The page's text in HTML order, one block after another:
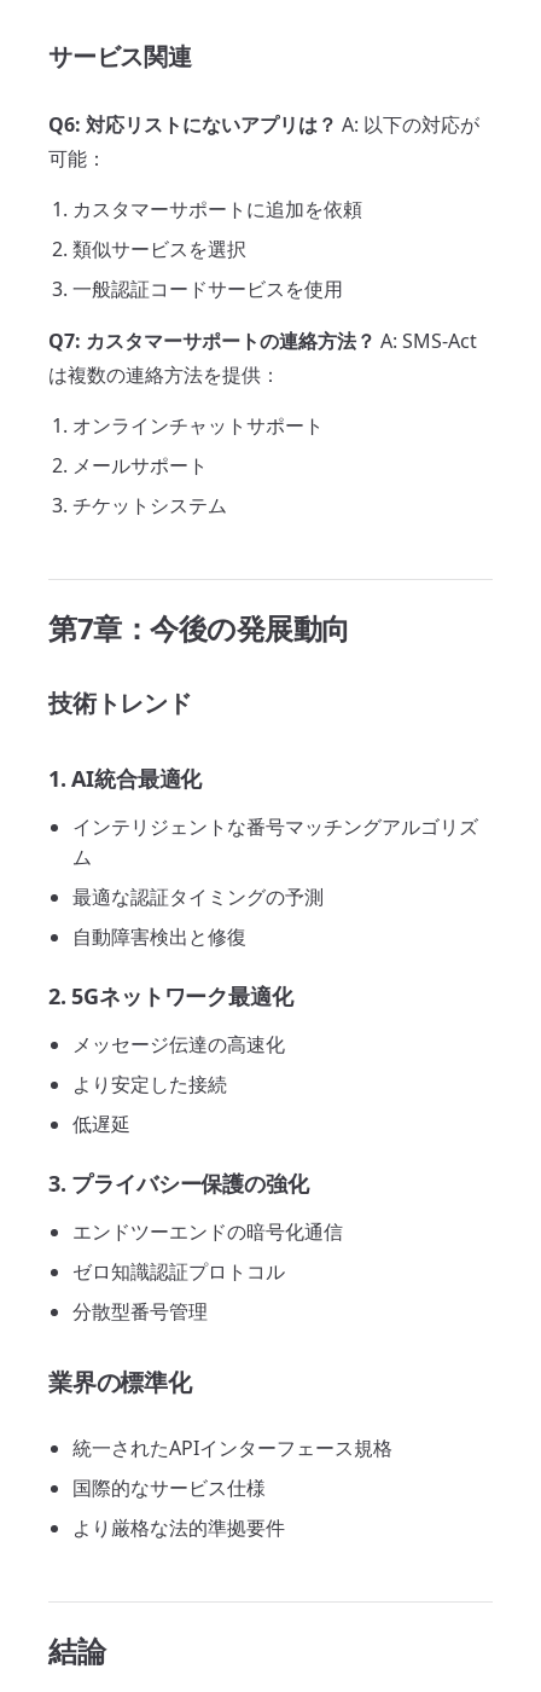
サービス関連
Q6: 対応リストにないアプリは？ A: 以下の対応が
可能：
カスタマーサポートに追加を依頼
類似サービスを選択
一般認証コードサービスを使用
Q7: カスタマーサポートの連絡方法？ A: SMS-Act
は複数の連絡方法を提供：
オンラインチャットサポート
メールサポート
チケットシステム
第7章：今後の発展動向
技術トレンド
1. AI統合最適化
インテリジェントな番号マッチングアルゴリズ
ム
最適な認証タイミングの予測
自動障害検出と修復
2. 5Gネットワーク最適化
メッセージ伝達の高速化
より安定した接続
低遅延
3. プライバシー保護の強化
エンドツーエンドの暗号化通信
ゼロ知識認証プロトコル
分散型番号管理
業界の標準化
統一されたAPIインターフェース規格
国際的なサービス仕様
より厳格な法的準拠要件
結論